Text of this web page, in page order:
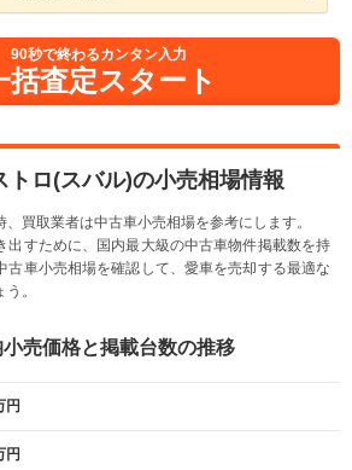
90秒で終わるカンタン入力
括査定スタート
トロ(スバル)の小売相場情報
買取業者は中古車小売相場を参考にします。
出すために、国内最大級の中古車物件掲載数を持
古車小売相場を確認して、愛車を売却する最適な
。
売価格と掲載台数の推移
円
円